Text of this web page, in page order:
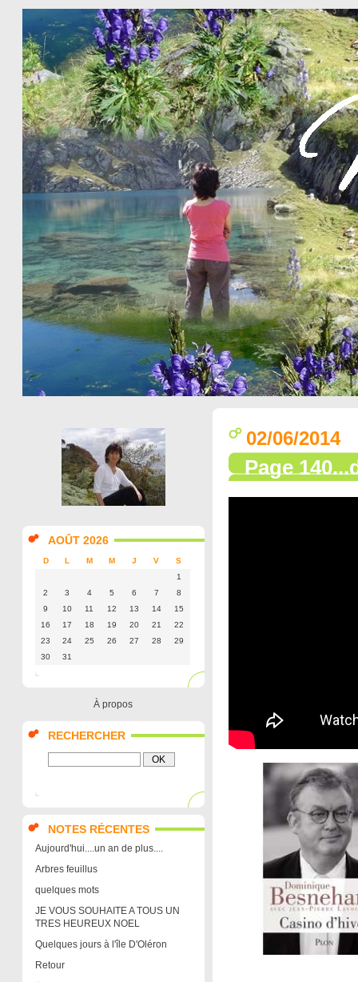
AOÛT 2026
D L M M J V
S
1
2
3 4 5 6 7
8
9
10 11 12 13 14
15
16
17 18 19 20 21
22
23
24 25 26 27 28
29
30
31
À propos
RECHERCHER
NOTES RÉCENTES
Aujourd'hui....un an de plus....
Arbres feuillus
quelques mots
JE VOUS SOUHAITE A TOUS UN
TRES HEUREUX NOEL
Quelques jours à l'île D'Oléron
Retour
02/06/2014
Page